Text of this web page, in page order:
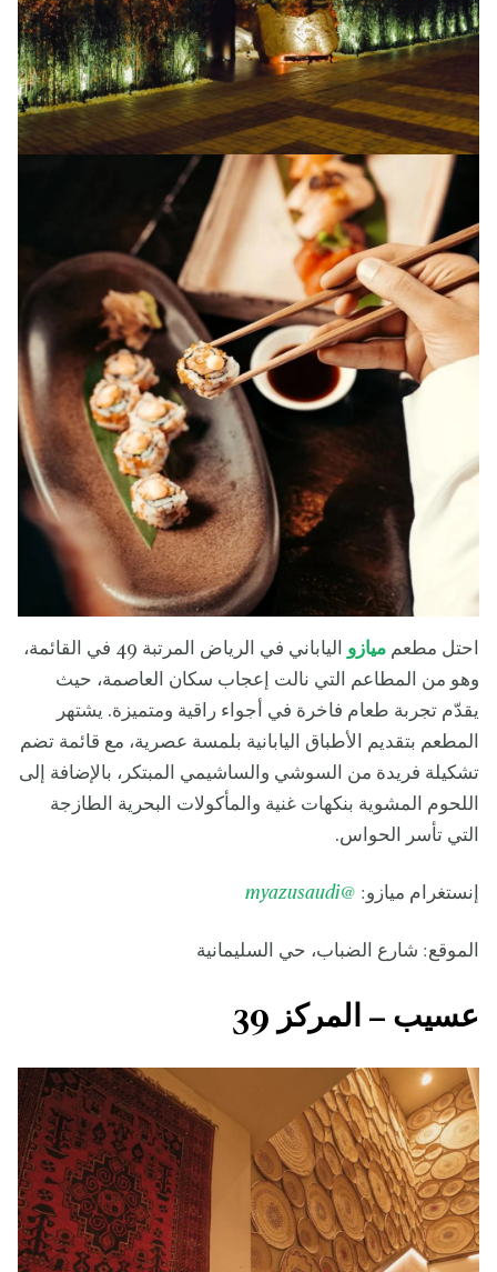
احتل مطعم ميازو
الياباني في الرياض المرتبة 49 في القائمة،
وهو من المطاعم التي نالت إعجاب سكان العاصمة، حيث
يقدّم تجربة طعام فاخرة في أجواء راقية ومتميزة. يشتهر
المطعم بتقديم الأطباق اليابانية بلمسة عصرية، مع قائمة تضم
تشكيلة فريدة من السوشي والساشيمي المبتكر، بالإضافة إلى
اللحوم المشوية بنكهات غنية والمأكولات البحرية الطازجة
التي تأسر الحواس.
إنستغرام ميازو: @myazusaudi
الموقع: شارع الضباب، حي السليمانية
عسيب – المركز 39